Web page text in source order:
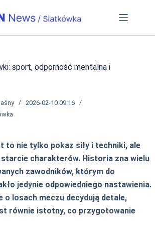
sport, odporność mentalna i
2026-02-10 09:16
to nie tylko pokaz siły i techniki, ale
charakterów. Historia zna wielu
zawodników, którym do
jedynie odpowiedniego nastawienia.
o losach meczu decydują detale,
równie istotny, co przygotowanie